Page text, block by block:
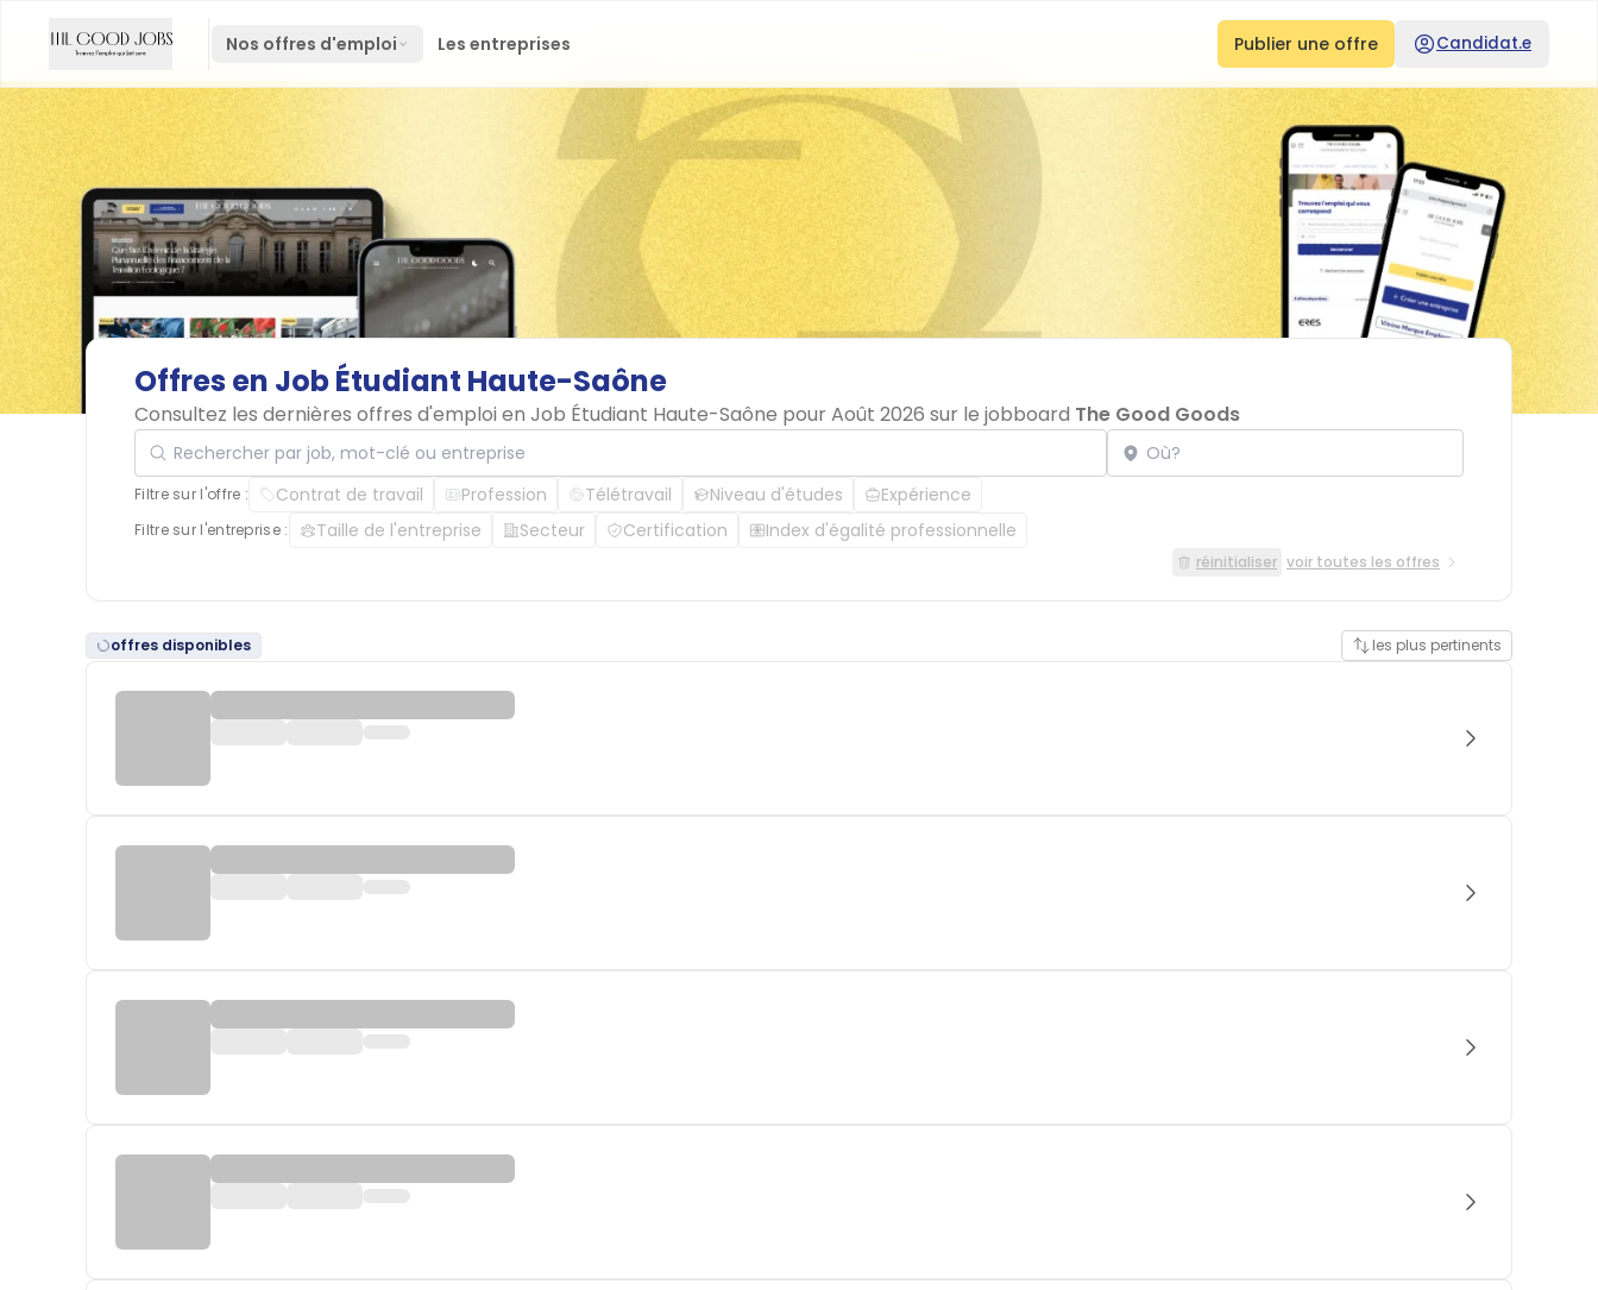
Nos offres d'emploi Les entreprises Publier une offre Candidat.e
Offres en JobÉtudiant Haute-Saône
Consultez les dernières offres d'emploi en Job Étudiant Haute-Saône pour Août 2026 sur le jobboard The Good Goods
Rechercher par job, mot-clé ou entreprise Localisation
Filtre sur l'offre : Contrat de travail Profession Télétravail Niveau d'études Expérience
Filtre sur l'entreprise : Taille de l'entreprise Secteur Certification Index d'égalité professionnelle
réinitialiser voir toutes les offres
offres disponibles les plus pertinents